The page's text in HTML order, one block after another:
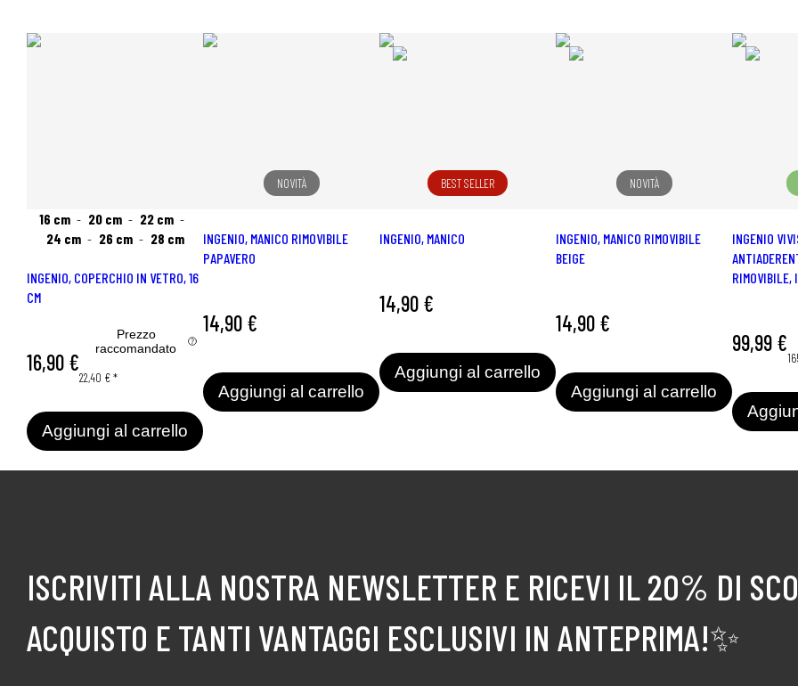
16 cm 20 cm
22 cm
24 cm
26 cm 28 cm
INGENIO, COPERCHIO IN VETRO, 16
CM
16,90 €
Prezzo
raccomandato
22,40 €*
Aggiungi al carrello
NOVITÀ
INGENIO, MANICO RIMOVIBILE
PAPAVERO
14,90 €
Aggiungi al carrello
BEST SELLER
INGENIO, MANICO
14,90 €
Aggiungi al carrello
NOVITÀ
INGENIO, MANICO RIMOVIBILE
BEIGE
14,90 €
Aggiungi al carrello
INGENIO
RIMOVIBILE,
99,99 €
ISCRIVITI ALLA NOSTRA NEWSLETTER E RICEVI IL 20% DI
ACQUISTO E TANTI VANTAGGI ESCLUSIVI IN ANTEPRIMA!✨